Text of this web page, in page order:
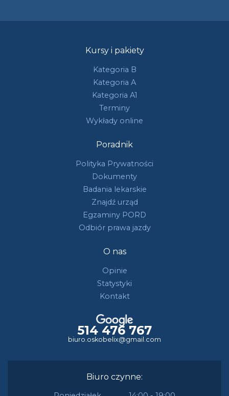
Kursy i pakiety
Kategoria B
Kategoria A
Kategoria A1
Terminy
Wykłady online
Poradnik
Polityka Prywatności
Dokumenty
Badania lekarskie
Znajdź urząd
Egzaminy PORD
Odbiór prawa jazdy
O nas
Opinie
Statystyki
Kontakt
514 476 767
biuro.oskobelix@gmail.com
Biuro czynne: